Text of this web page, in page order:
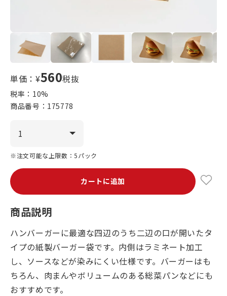
単価：¥560税抜
税率： 10%
商品番号： 175778
※注文可能な上限数：5パック
カートに追加
商品説明
ハンバーガーに最適な四辺のうち二辺の口が開いたタ
イプの紙製バーガー袋です。内側はラミネート加工
し、ソースなどが染みにくい仕様です。バーガーはも
ちろん、肉まんやボリュームのある総菜パンなどにも
おすすめです。